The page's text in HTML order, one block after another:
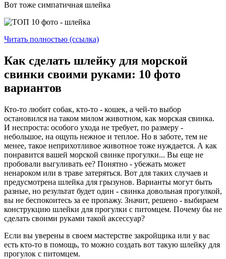
Вот тоже симпатичная шлейка
Читать полностью (ссылка)
Как сделать шлейку для морской
свинки своими руками: 10 фото
вариантов
Кто-то любит собак, кто-то - кошек, а чей-то выбор
остановился на таком милом животном, как морская свинка.
И неспроста: особого ухода не требует, по размеру -
небольшое, на ощупь нежное и теплое. Но в заботе, тем не
менее, такое неприхотливое животное тоже нуждается. А как
понравится вашей морской свинке прогулки... Вы еще не
пробовали выгуливать ее? Понятно - убежать может
ненароком или в траве затеряться. Вот для таких случаев и
предусмотрена шлейка для грызунов. Варианты могут быть
разные, но результат будет один - свинка довольная прогулкой,
вы не беспокоитесь за ее пропажу. Значит, решено - выбираем
конструкцию шлейки для прогулки с питомцем. Почему бы не
сделать своими руками такой аксессуар?
Если вы уверены в своем мастерстве закройщика или у вас
есть кто-то в помощь, то можно создать вот такую шлейку для
прогулок с питомцем.